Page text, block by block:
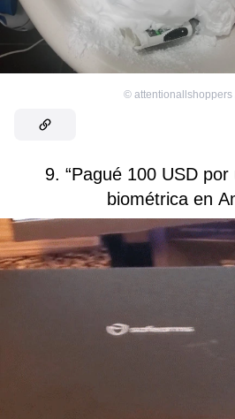
© attentionallshoppers
9. “Pagué 100 USD
biométrica en